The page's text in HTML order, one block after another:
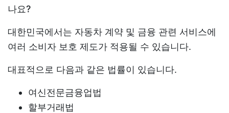
나요?
대한민국에서는 자동차 계약 및 금융 관련 서비스에
여러 소비자 보호 제도가 적용될 수 있습니다.
대표적으로 다음과 같은 법률이 있습니다.
여신전문금융업법
할부거래법